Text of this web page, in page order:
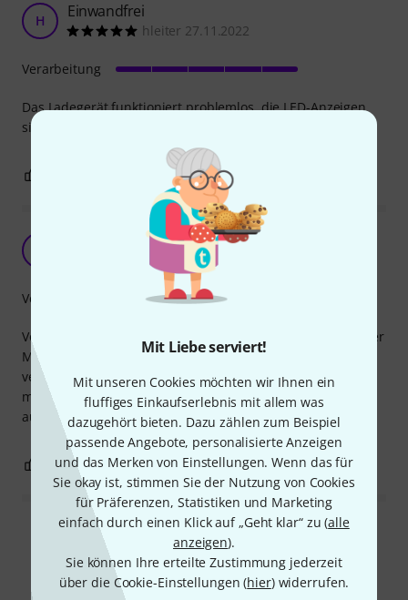
Mit Liebe serviert!
Mit unseren Cookies möchten wir Ihnen ein
fluffiges Einkaufserlebnis mit allem was
dazugehört bieten. Dazu zählen zum Beispiel
passende Angebote, personalisierte Anzeigen
und das Merken von Einstellungen. Wenn das für
Sie okay ist, stimmen Sie der Nutzung von Cookies
für Präferenzen, Statistiken und Marketing
einfach durch einen Klick auf „Geht klar“ zu (alle
anzeigen).
Sie können Ihre erteilte Zustimmung jederzeit
über die Cookie-Einstellungen (hier) widerrufen.
H Einwandfrei
hleiter 27.11.2022
Das Ladegerät funktioniert problemlos, die LED-Anzeigen
sind zweckmäßig und zuverlässig.
Verarbeitung
BEWERTUNG MELDEN
Super Gerät
Checker;) 10.05.2023
Vorallem dass man es unterwegs nutzen kann aufgrund der
Micro USB Anschlusses. Hervorragend um Batteriemüll zu
vermeiden und nicht dauernd neue Batterien kaufen zu
müssen. Anzuzeige funktioniert super. Verarbeitung ist
auch ok.
Verarbeitung
0 BEWERTUNG MELDEN
Alle Bewertungen lesen